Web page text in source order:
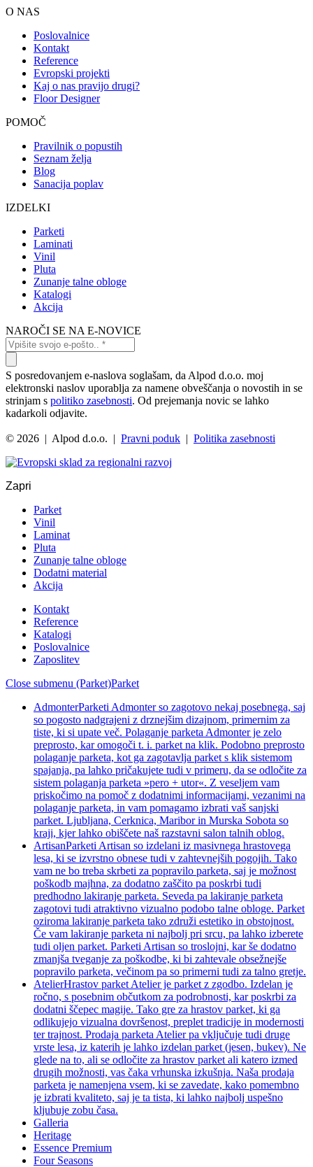
O NAS
Poslovalnice
Kontakt
Reference
Evropski projekti
Kaj o nas pravijo drugi?
Floor Designer
POMOČ
Pravilnik o popustih
Seznam želja
Blog
Sanacija poplav
IZDELKI
Parketi
Laminati
Vinil
Pluta
Zunanje talne obloge
Katalogi
Akcija
NAROČI SE NA E-NOVICE
S posredovanjem e-naslova soglašam, da Alpod d.o.o. moj
elektronski naslov uporablja za namene obveščanja o novostih in se
strinjam s politiko zasebnosti. Od prejemanja novic se lahko
kadarkoli odjavite.
© 2026 | Alpod d.o.o. | Pravni poduk | Politika zasebnosti
Zapri
Parket
Vinil
Laminat
Pluta
Zunanje talne obloge
Dodatni material
Akcija
Kontakt
Reference
Katalogi
Poslovalnice
Zaposlitev
Close submenu (Parket)Parket
AdmonterParketi Admonter so zagotovo nekaj posebnega, saj
so pogosto nadgrajeni z drznejšim dizajnom, primernim za
tiste, ki si upate več. Polaganje parketa Admonter je zelo
preprosto, kar omogoči t. i. parket na klik. Podobno preprosto
polaganje parketa, kot ga zagotavlja parket s klik sistemom
spajanja, pa lahko pričakujete tudi v primeru, da se odločite za
sistem polaganja parketa »pero + utor«. Z veseljem vam
priskočimo na pomoč z dodatnimi informacijami, vezanimi na
polaganje parketa, in vam pomagamo izbrati vaš sanjski
parket. Ljubljana, Cerknica, Maribor in Murska Sobota so
kraji, kjer lahko obiščete naš razstavni salon talnih oblog.
ArtisanParketi Artisan so izdelani iz masivnega hrastovega
lesa, ki se izvrstno obnese tudi v zahtevnejših pogojih. Tako
vam ne bo treba skrbeti za popravilo parketa, saj je možnost
poškodb majhna, za dodatno zaščito pa poskrbi tudi
predhodno lakiranje parketa. Seveda pa lakiranje parketa
zagotovi tudi atraktivno vizualno podobo talne obloge. Parket
oziroma lakiranje parketa tako združi estetiko in obstojnost.
Če vam lakiranje parketa ni najbolj pri srcu, pa lahko izberete
tudi oljen parket. Parketi Artisan so troslojni, kar še dodatno
zmanjša tveganje za poškodbe, ki bi zahtevale obsežnejše
popravilo parketa, večinom pa so primerni tudi za talno gretje.
AtelierHrastov parket Atelier je parket z zgodbo. Izdelan je
ročno, s posebnim občutkom za podrobnosti, kar poskrbi za
dodatni ščepec magije. Tako gre za hrastov parket, ki ga
odlikujejo vizualna dovršenost, preplet tradicije in modernosti
ter trajnost. Prodaja parketa Atelier pa vključuje tudi druge
vrste lesa, iz katerih je lahko izdelan parket (jesen, bukev). Ne
glede na to, ali se odločite za hrastov parket ali katero izmed
drugih možnosti, vas čaka vrhunska izkušnja. Naša prodaja
parketa je namenjena vsem, ki se zavedate, kako pomembno
je izbrati kvaliteto, saj je ta tista, ki lahko najbolj uspešno
kljubuje zobu časa.
Galleria
Heritage
Essence Premium
Four Seasons